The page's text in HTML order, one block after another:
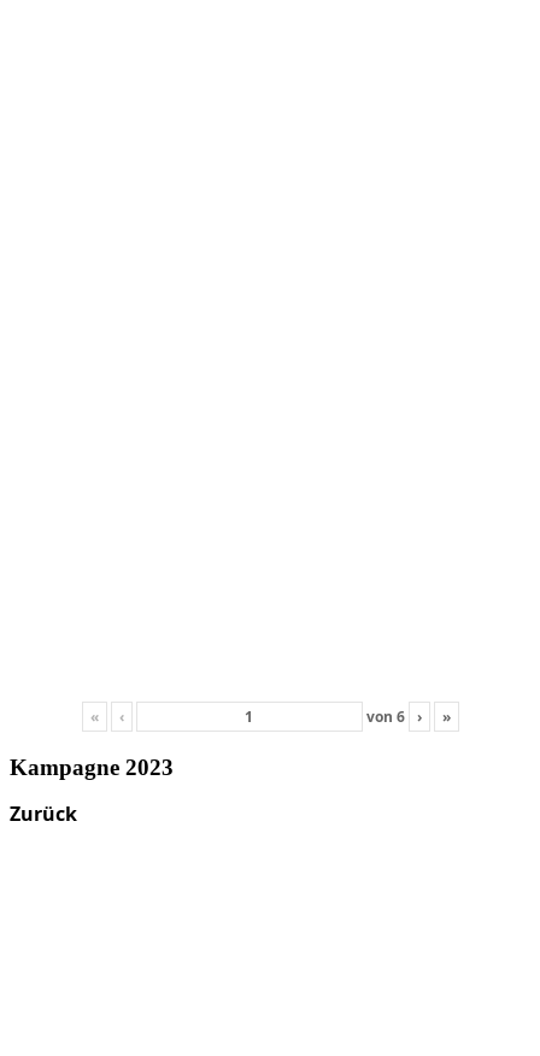
« ‹ von 6 › »
Kampagne 2023
Zurück